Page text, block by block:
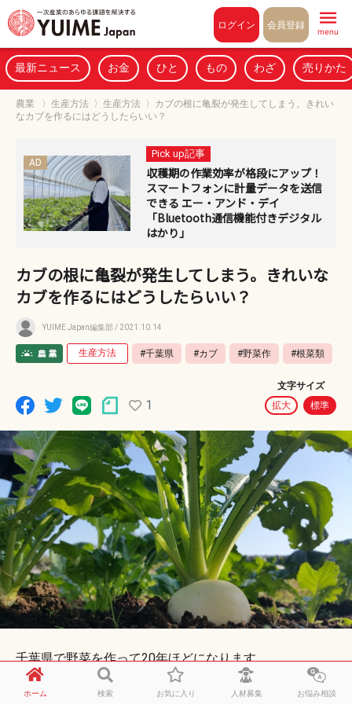
ログイン 会員登録
menu
最新ニュース お金 ひと もの わざ 売りかた
農業 〉 生産方法 〉 生産方法 〉 カブの根に亀裂が発生してしまう。きれい
なカブを作るにはどうしたらいい？
AD
Pick up記事
収穫期の作業効率が格段にアップ！
スマートフォンに計量データを送信
できる エー・アンド・デイ
「Bluetooth通信機能付きデジタル
はかり」
カブの根に亀裂が発生してしまう。きれいな
カブを作るにはどうしたらいい？
YUIME Japan編集部 / 2021.10.14
生産方法 #千葉県 #カブ #野菜作 #根菜類
1
文字サイズ
拡大
標準
千葉県で野菜を作って20年ほどになります。
農業を始めたころから作り続けているカブが主力作物で
ホーム 検索 お気に入り 人材募集 お悩み相談